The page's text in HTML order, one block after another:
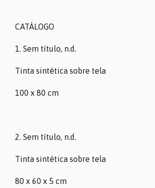
CATÁLOGO
1. Sem título, n.d.
Tinta sintética sobre tela
100 x 80 cm
2. Sem título, n.d.
Tinta sintética sobre tela
80 x 60 x 5 cm